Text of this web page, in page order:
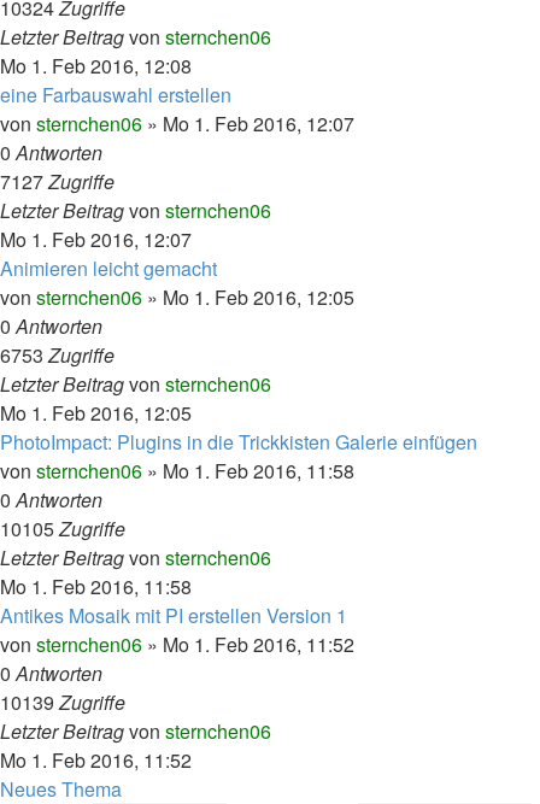
10324Zugriffe
Letzter Beitragvon sternchen06
Mo 1. Feb 2016, 12:08
eine Farbauswahl erstellen
von sternchen06 » Mo 1. Feb 2016, 12:07
0Antworten
7127Zugriffe
Letzter Beitragvon sternchen06
Mo 1. Feb 2016, 12:07
Animieren leicht gemacht
von sternchen06 » Mo 1. Feb 2016, 12:05
0Antworten
6753Zugriffe
Letzter Beitragvon sternchen06
Mo 1. Feb 2016, 12:05
PhotoImpact: Plugins in die Trickkisten Galerie einfügen
von sternchen06 » Mo 1. Feb 2016, 11:58
0Antworten
10105Zugriffe
Letzter Beitragvon sternchen06
Mo 1. Feb 2016, 11:58
Antikes Mosaik mit PI erstellen Version 1
von sternchen06 » Mo 1. Feb 2016, 11:52
0Antworten
10139Zugriffe
Letzter Beitragvon sternchen06
Mo 1. Feb 2016, 11:52
Neues Thema